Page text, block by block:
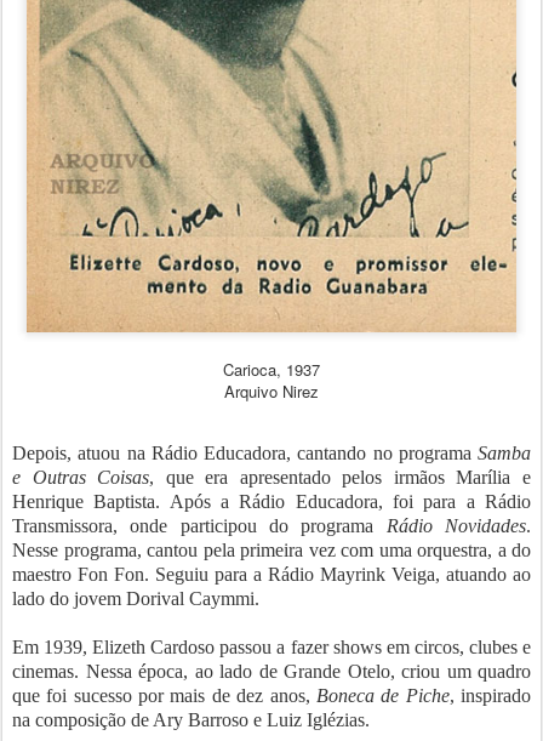
Carioca, 1937
Arquivo Nirez
Depois, atuou na Rádio Educadora, cantando no programa Samba
e Outras Coisas, que era apresentado pelos irmãos Marília e
Henrique Baptista. Após a Rádio Educadora, foi para a Rádio
Transmissora, onde participou do programa Rádio Novidades.
Nesse programa, cantou pela primeira vez com uma orquestra, a do
maestro Fon Fon. Seguiu para a Rádio Mayrink Veiga, atuando ao
lado do jovem Dorival Caymmi.
Em 1939, Elizeth Cardoso passou a fazer shows em circos, clubes e
cinemas. Nessa época, ao lado de Grande Otelo, criou um quadro
que foi sucesso por mais de dez anos, Boneca de Piche, inspirado
na composição de Ary Barroso e Luiz Iglézias.